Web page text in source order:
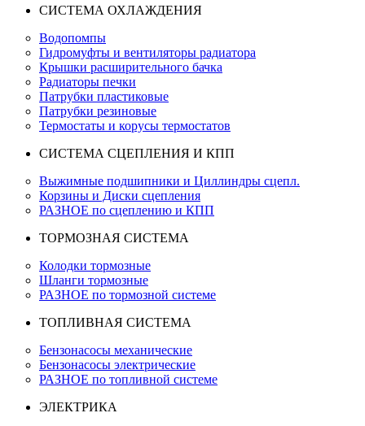
СИСТЕМА ОХЛАЖДЕНИЯ
Водопомпы
Гидромуфты и вентиляторы радиатора
Крышки расширительного бачка
Радиаторы печки
Патрубки пластиковые
Патрубки резиновые
Термостаты и корусы термостатов
СИСТЕМА СЦЕПЛЕНИЯ И КПП
Выжимные подшипники и Циллиндры сцепл.
Корзины и Диски сцепления
РАЗНОЕ по сцеплению и КПП
ТОРМОЗНАЯ СИСТЕМА
Колодки тормозные
Шланги тормозные
РАЗНОЕ по тормозной системе
ТОПЛИВНАЯ СИСТЕМА
Бензонасосы механические
Бензонасосы электрические
РАЗНОЕ по топливной системе
ЭЛЕКТРИКА